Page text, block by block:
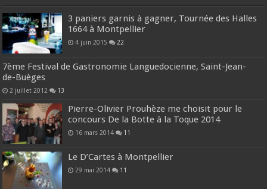
3 paniers garnis à gagner, Tournée des Halles
1664 à Montpellier
4 juin 2015 22
7ème Festival de Gastronomie Languedocienne, Saint-Jean-
de-Buèges
2 juillet 2012 13
Pierre-Olivier Prouhèze me choisit pour le
concours De la Botte à la Toque 2014
16 mars 2014 11
Le D’Cartes à Montpellier
29 mai 2014 11